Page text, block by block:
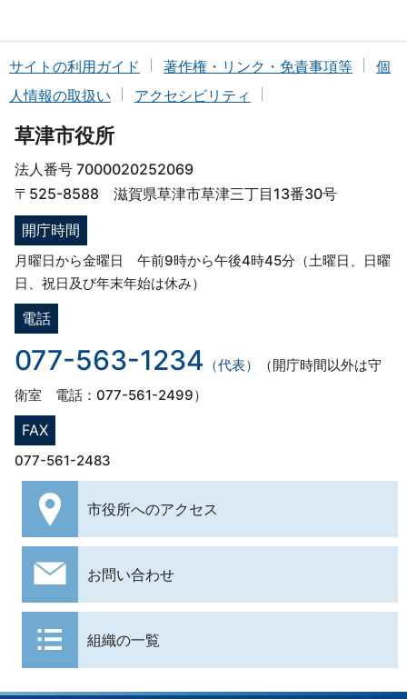
サイトの利用ガイド 著作権・リンク・免責事項等
個
人情報の取扱い
アクセシビリティ
草津市役所
法人番号 7000020252069
〒525-8588 滋賀県草津市草津三丁目13番30号
開庁時間
月曜日から金曜日 午前9時から午後4時45分（土曜日、日曜
日、祝日及び年末年始は休み）
電話
077-563-1234 （代表）
（開庁時間以外は守
衛室 電話：077-561-2499）
FAX
077-561-2483
市役所へのアクセス
お問い合わせ
組織の一覧